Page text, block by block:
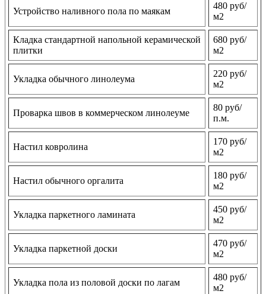
Устройство наливного пола по маякам
480 руб/
м2
Кладка стандартной напольной керамической
плитки
680 руб/
м2
Укладка обычного линолеума
220 руб/
м2
Проварка швов в коммерческом линолеуме
80 руб/
п.м.
Настил ковролина
170 руб/
м2
Настил обычного оргалита
180 руб/
м2
Укладка паркетного ламината
450 руб/
м2
Укладка паркетной доски
470 руб/
м2
Укладка пола из половой доски по лагам
480 руб/
м2